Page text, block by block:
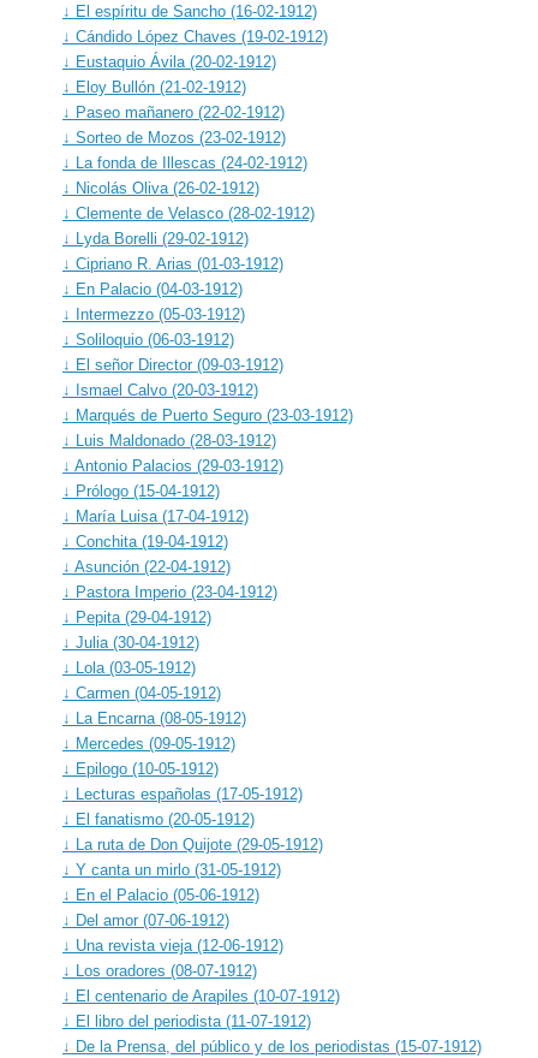
↓ El espíritu de Sancho (16-02-1912)
↓ Cándido López Chaves (19-02-1912)
↓ Eustaquio Ávila (20-02-1912)
↓ Eloy Bullón (21-02-1912)
↓ Paseo mañanero (22-02-1912)
↓ Sorteo de Mozos (23-02-1912)
↓ La fonda de Illescas (24-02-1912)
↓ Nicolás Oliva (26-02-1912)
↓ Clemente de Velasco (28-02-1912)
↓ Lyda Borelli (29-02-1912)
↓ Cipriano R. Arias (01-03-1912)
↓ En Palacio (04-03-1912)
↓ Intermezzo (05-03-1912)
↓ Soliloquio (06-03-1912)
↓ El señor Director (09-03-1912)
↓ Ismael Calvo (20-03-1912)
↓ Marqués de Puerto Seguro (23-03-1912)
↓ Luis Maldonado (28-03-1912)
↓ Antonio Palacios (29-03-1912)
↓ Prólogo (15-04-1912)
↓ María Luisa (17-04-1912)
↓ Conchita (19-04-1912)
↓ Asunción (22-04-1912)
↓ Pastora Imperio (23-04-1912)
↓ Pepita (29-04-1912)
↓ Julia (30-04-1912)
↓ Lola (03-05-1912)
↓ Carmen (04-05-1912)
↓ La Encarna (08-05-1912)
↓ Mercedes (09-05-1912)
↓ Epilogo (10-05-1912)
↓ Lecturas españolas (17-05-1912)
↓ El fanatismo (20-05-1912)
↓ La ruta de Don Quijote (29-05-1912)
↓ Y canta un mirlo (31-05-1912)
↓ En el Palacio (05-06-1912)
↓ Del amor (07-06-1912)
↓ Una revista vieja (12-06-1912)
↓ Los oradores (08-07-1912)
↓ El centenario de Arapiles (10-07-1912)
↓ El libro del periodista (11-07-1912)
↓ De la Prensa, del público y de los periodistas (15-07-1912)